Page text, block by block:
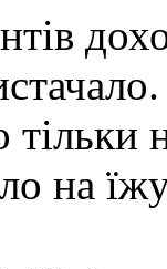
тільки
на